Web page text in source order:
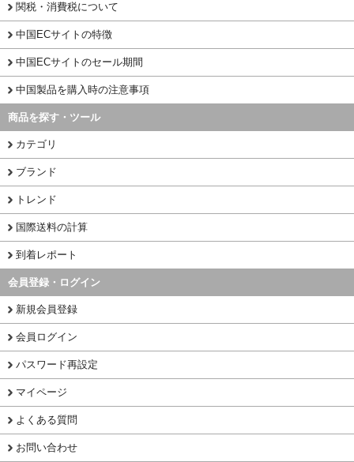
関税・消費税について
中国ECサイトの特徴
中国ECサイトのセール期間
中国製品を購入時の注意事項
商品を探す・ツール
カテゴリ
ブランド
トレンド
国際送料の計算
到着レポート
会員登録・ログイン
新規会員登録
会員ログイン
パスワード再設定
マイページ
よくある質問
お問い合わせ